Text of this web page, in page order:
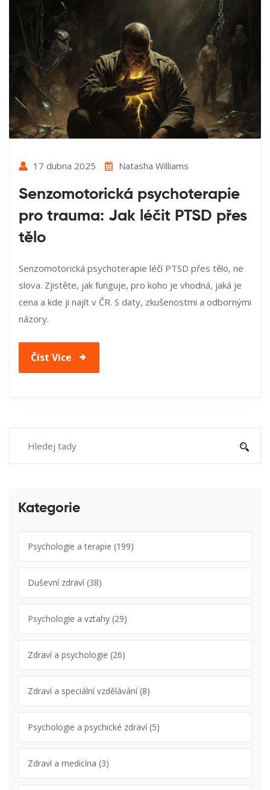
17 dubna 2025 Natasha Williams
Senzomotorická psychoterapie
pro trauma: Jak léčit PTSD přes
tělo
Senzomotorická psychoterapie léčí PTSD přes tělo, ne
slova. Zjistěte, jak funguje, pro koho je vhodná, jaká je
cena a kde ji najít v ČR. S daty, zkušenostmi a odbornými
názory.
Číst Více
Kategorie
Psychologie a terapie (199)
Duševní zdraví(38)
Psychologie a vztahy (29)
Zdraví a psychologie (26)
Zdraví a speciální vzdělávání(8)
Psychologie a psychické zdraví(5)
Zdraví a medicína (3)